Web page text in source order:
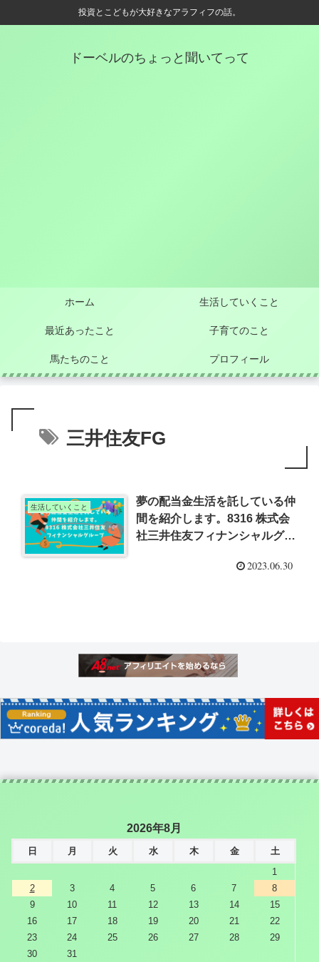
投資とこどもが大好きなアラフィフの話。
ドーベルのちょっと聞いてって
ホーム 生活していくこと
最近あったこと 子育てのこと
馬たちのこと プロフィール
三井住友FG
生活していくこと
夢の配当金生活を託している仲
間を紹介します。8316 株式会
社三井住友フィナンシャルグル
2023.06.30
2026年8月
日 月 火 水 木 金
土
1
2
3 4 5 6 7
8
9
10 11 12 13 14
15
16
17 18 19 20 21
22
23
24 25 26 27 28
29
30
31